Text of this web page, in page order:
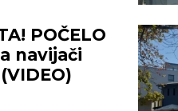
POČELO
navijači